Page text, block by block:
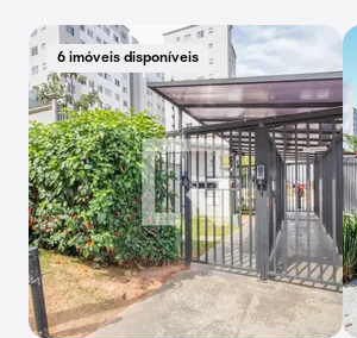
6 imóveis disponíveis